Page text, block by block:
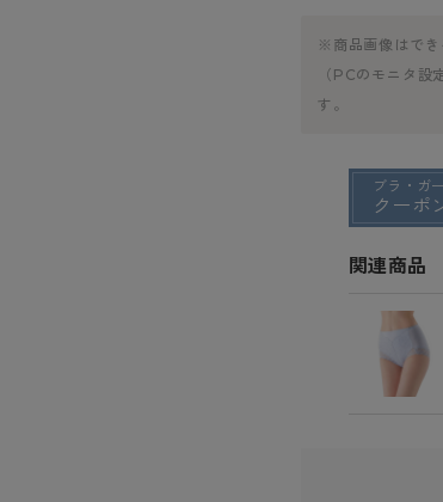
※商品画像はでき
（PCのモニタ設
す。
ブラ・ガ
クーポ
関連商品